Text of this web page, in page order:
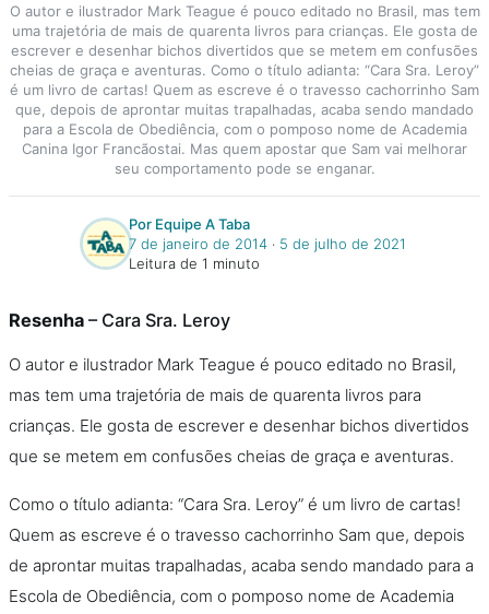
O autor e ilustrador Mark Teague é pouco editado no Brasil, mas tem
uma trajetória de mais de quarenta livros para crianças. Ele gosta de
escrever e desenhar bichos divertidos que se metem em confusões
cheias de graça e aventuras. Como o título adianta: “Cara Sra. Leroy”
é um livro de cartas! Quem as escreve é o travesso cachorrinho Sam
que, depois de aprontar muitas trapalhadas, acaba sendo mandado
para a Escola de Obediência, com o pomposo nome de Academia
Canina Igor Francãostai. Mas quem apostar que Sam vai melhorar
seu comportamento pode se enganar.
Por Equipe A Taba
7 de janeiro de 2014 ‧ 5 de julho de 2021
Leitura de 1 minuto
Resenha – Cara Sra. Leroy
O autor e ilustrador Mark Teague é pouco editado no Brasil,
mas tem uma trajetória de mais de quarenta livros para
crianças. Ele gosta de escrever e desenhar bichos divertidos
que se metem em confusões cheias de graça e aventuras.
Como o título adianta: “Cara Sra. Leroy” é um livro de cartas!
Quem as escreve é o travesso cachorrinho Sam que, depois
de aprontar muitas trapalhadas, acaba sendo mandado para a
Escola de Obediência, com o pomposo nome de Academia